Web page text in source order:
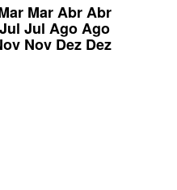
MarAbrAbr
Jul Jul AgoAgo
Nov Dez Dez